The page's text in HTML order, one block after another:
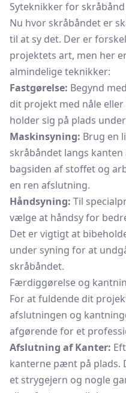
Syteknikker for skråbånd
Nu hvor skråbåndet er
til at sy det. Der er
projektets art, men her
almindelige teknikker:
Fastgørelse: Begynd
dit projekt med nåle
holder sig på plads
Maskinsyning: Brug en
skråbåndet langs
bagsiden af stoffet og
en ren afslutning.
Håndsyning: Til
vælge at håndsy for
Det er vigtigt at
under syning for at
skråbåndet.
Færdiggørelse og
For at fuldende dit
afslutningen og
afgørende for et
Afslutning af Kanter:
kanterne pænt på plads.
et strygejern og nogle